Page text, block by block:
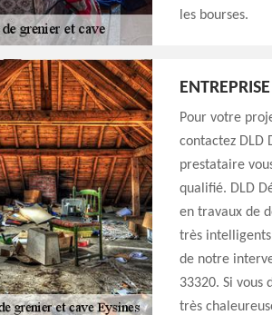
les bourses.
Pour votre
contactez DLD
prestataire
qualifié. DLD
en travaux de
très
de notre
33320. Si vous
très